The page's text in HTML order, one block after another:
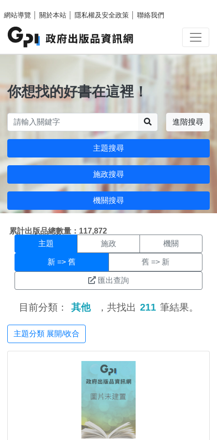
網站導覽
關於本站 隱私權及安全政策 聯絡我們
你想找的好書在這裡！
進階搜尋
主題搜尋
施政搜尋
機關搜尋
累計出版品總數量：117,872
主題搜尋結果頁面
主題 施政 機關
新 => 舊 舊 => 新
匯出查詢
目前分類： 其他 ，共找出 211 筆結果。
主題分類 展開/收合